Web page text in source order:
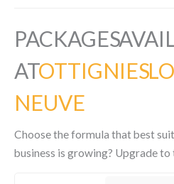
PACKAGES
ATOTTIGNIES
NEUVE
Choose the formula that best
business is growing? Upgrade to